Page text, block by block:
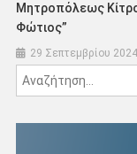
Μητροπόλεως
Φώτιος”
29 Σεπτεμβρίου 2024